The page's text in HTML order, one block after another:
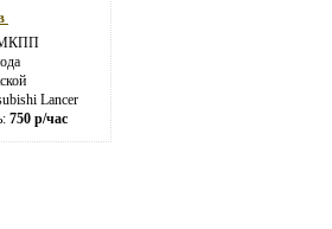
МКПП
Lancer
750 р/час